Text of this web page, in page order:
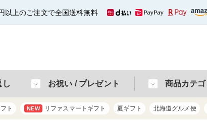
以上のご注文で全国送料無料
し お祝い / プレゼント 商品カテゴ
ト NEW リファスマートギフト 夏ギフト 北海道グルメ便